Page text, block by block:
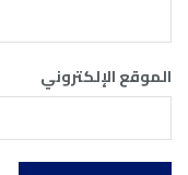
الموقع الإلكتروني